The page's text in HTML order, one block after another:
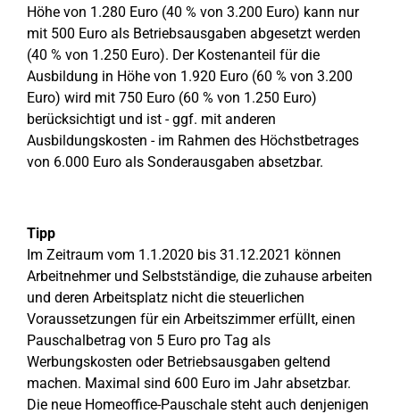
Höhe von 1.280 Euro (40 % von 3.200 Euro) kann nur
mit 500 Euro als Betriebsausgaben abgesetzt werden
(40 % von 1.250 Euro). Der Kostenanteil für die
Ausbildung in Höhe von 1.920 Euro (60 % von 3.200
Euro) wird mit 750 Euro (60 % von 1.250 Euro)
berücksichtigt und ist - ggf. mit anderen
Ausbildungskosten - im Rahmen des Höchstbetrages
von 6.000 Euro als Sonderausgaben absetzbar.
Tipp
Im Zeitraum vom 1.1.2020 bis 31.12.2021 können
Arbeitnehmer und Selbstständige, die zuhause arbeiten
und deren Arbeitsplatz nicht die steuerlichen
Voraussetzungen für ein Arbeitszimmer erfüllt, einen
Pauschalbetrag von 5 Euro pro Tag als
Werbungskosten oder Betriebsausgaben geltend
machen. Maximal sind 600 Euro im Jahr absetzbar.
Die neue Homeoffice-Pauschale steht auch denjenigen